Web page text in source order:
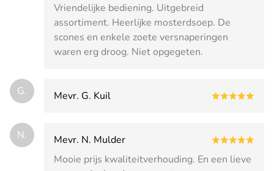
Vriendelijke bediening. Uitgebreid
assortiment. Heerlijke mosterdsoep. De
scones en enkele zoete versnaperingen
waren erg droog. Niet opgegeten.
G. Mevr. G. Kuil
N.
Mevr. N. Mulder
Mooie prijs kwaliteitverhouding. En een lieve